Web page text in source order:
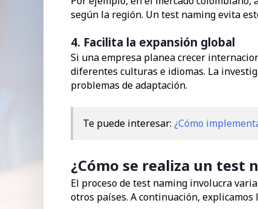
según la región. Un test naming evita
4. Facilita la expansión global
Si una empresa planea crecer
diferentes culturas e idiomas. La
problemas de adaptación.
Te puede interesar: ¿Cómo
¿Cómo se realiza un test
El proceso de test naming involucra
otros países. A continuación, explicamos